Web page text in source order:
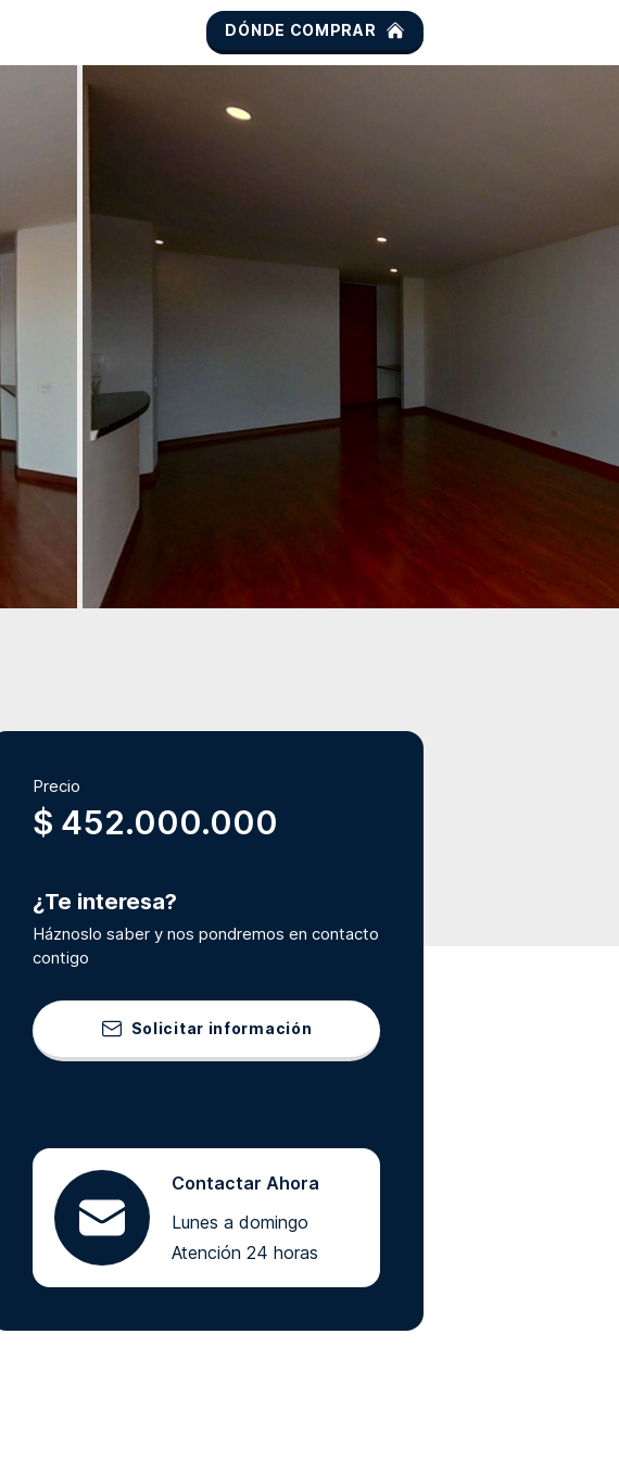
DÓNDE COMPRAR
Precio
$ 452.000.000
¿Te interesa?
Háznoslo saber y nos pondremos en contacto
contigo
Solicitar información
Contactar Ahora
Lunes a domingo
Atención 24 horas